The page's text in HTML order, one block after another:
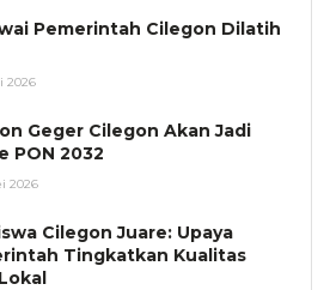
Pemerintah Cilegon Dilatih
2026
Geger Cilegon Akan Jadi
PON 2032
2026
Cilegon Juare: Upaya
Tingkatkan Kualitas